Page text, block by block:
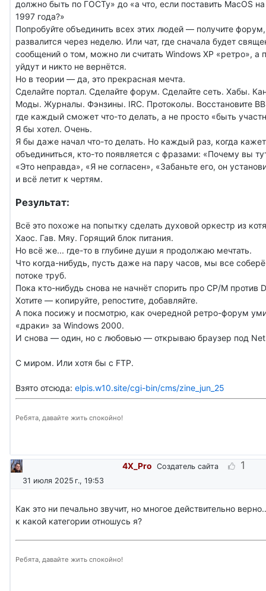
должно быть по ГОСТу» до «а что, если поставить MacOS
1997 года?»
Попробуйте объединить всех этих людей — получите
развалится через неделю. Или чат, где сначала будет
сообщений о том, можно ли считать Windows XP «ретро», а
уйдут и никто не вернётся.
Но в теории — да, это прекрасная мечта.
Сделайте портал. Сделайте форум. Сделайте сеть. Хабы.
Моды. Журналы. Фэнзины. IRC. Протоколы. Восстановите
где каждый сможет что-то делать, а не просто «быть
Я бы хотел. Очень.
Я бы даже начал что-то делать. Но каждый раз, когда
объединиться, кто-то появляется с фразами: «Почему вы
«Это неправда», «Я не согласен», «Забаньте его, он
и всё летит к чертям.
Результат:
Всё это похоже на попытку сделать духовой оркестр из
Хаос. Гав. Мяу. Горящий блок питания.
Но всё же... где-то в глубине души я продолжаю мечтать.
Что когда-нибудь, пусть даже на пару часов, мы все
потоке труб.
Пока кто-нибудь снова не начнёт спорить про CP/M против
Хотите — копируйте, репостите, добавляйте.
А пока посижу и посмотрю, как очередной ретро-форум
«драки» за Windows 2000.
И снова — один, но с любовью — открываю браузер под
С миром. Или хотя бы с FTP.
Взято отсюда: elpis.w10.site/cgi-bin/cms/zine_jun_25
Ребята, давайте жить спокойно!
4X_Pro Создатель сайта 1
31 июля 2025 г., 19:53
Как это ни печально звучит, но многое действительно
к какой категории отношусь я?
Ребята, давайте жить спокойно!